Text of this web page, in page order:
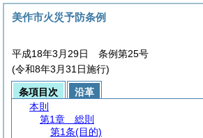
美作市火災予防条例
平成18年3月29日 条例第25号
(令和8年3月31日施行)
条項目次
沿革
本則
第1章
総則
第1条(目的)